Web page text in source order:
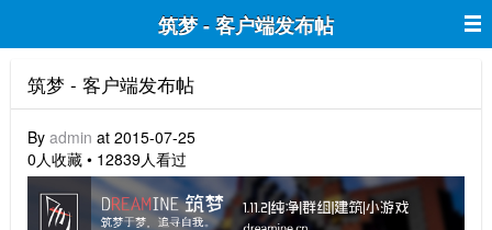
筑梦 - 客户端发布帖
筑梦 - 客户端发布帖
By admin at 2015-07-25
0人收藏 • 12839人看过